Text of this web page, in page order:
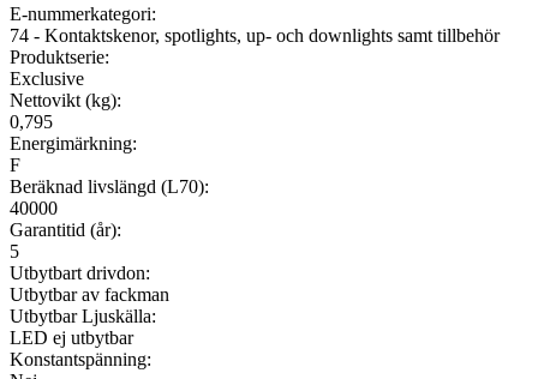
E-nummerkategori:
74 - Kontaktskenor, spotlights, up- och downlights samt tillbehör
Produktserie:
Exclusive
Nettovikt (kg):
0,795
Energimärkning:
F
Beräknad livslängd (L70):
40000
Garantitid (år):
5
Utbytbart drivdon:
Utbytbar av fackman
Utbytbar Ljuskälla:
LED ej utbytbar
Konstantspänning: